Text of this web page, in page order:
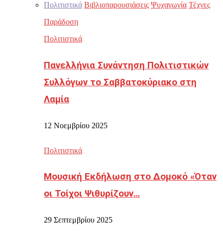
Πολιτιστικά Βιβλιοπαρουσιάσεις Ψυχαγωγία Τέχνες
Παράδοση
Πολιτιστικά
Πανελλήνια Συνάντηση Πολιτιστικών
Συλλόγων το Σαββατοκύριακο στη
Λαμία
12 Νοεμβρίου 2025
Πολιτιστικά
Μουσική Εκδήλωση στο Δομοκό «Όταν
οι Τοίχοι Ψιθυρίζουν…
29 Σεπτεμβρίου 2025